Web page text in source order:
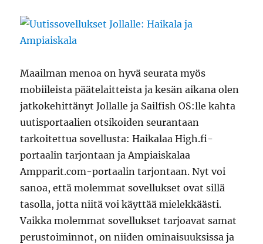
Maailman menoa on hyvä seurata myös
mobiileista päätelaitteista ja kesän aikana olen
jatkokehittänyt Jollalle ja Sailfish OS:lle kahta
uutisportaalien otsikoiden seurantaan
tarkoitettua sovellusta: Haikalaa High.fi-
portaalin tarjontaan ja Ampiaiskalaa
Ampparit.com-portaalin tarjontaan. Nyt voi
sanoa, että molemmat sovellukset ovat sillä
tasolla, jotta niitä voi käyttää mielekkäästi.
Vaikka molemmat sovellukset tarjoavat samat
perustoiminnot, on niiden ominaisuuksissa ja